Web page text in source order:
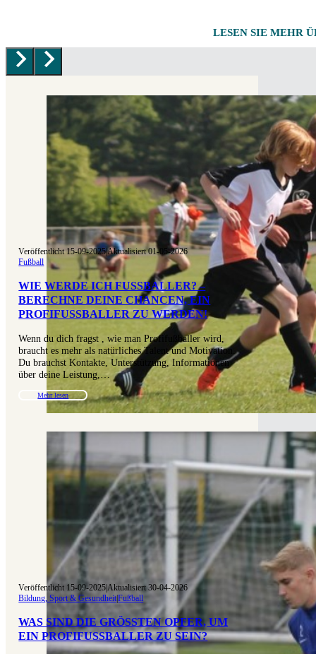
LESEN SIE MEHR
Veröffentlicht 15-09-2025|Aktualisiert 01-05-2026
Fußball
WIE WERDE ICH FUSSBALLER? – B
ERECHNE DEINE CHANCEN, EIN P
ROFIFUSSBALLER ZU WERDEN!
Wenn du dich fragst , wie man Profifußballer wird,
braucht es mehr als natürliches Talent und Motivation.
Du brauchst Kontakte, Unterstützung, Informationen
über deine Leistung,…
Mehr lesen
Veröffentlicht 15-09-2025|Aktualisiert 30-04-2026
Bildung, Sport & Gesundheit|Fußball
WAS SIND DIE GRÖSSTEN OPFER, UM E
IN PROFIFUSSBALLER ZU SEIN?